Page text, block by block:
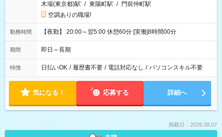
木場(東京都)駅 / 東陽町駅 / 門前仲町駅
空調ありの職場!
勤務時間 【夜勤】 20:00～翌5:00 休憩60分 [実働]8時間00分
期間 即日～長期
特徴 日払いOK / 履歴書不要 / 電話対応なし / パソコンスキル不要
気になる！ 応募する 詳細へ
掲載日：2026.08.07